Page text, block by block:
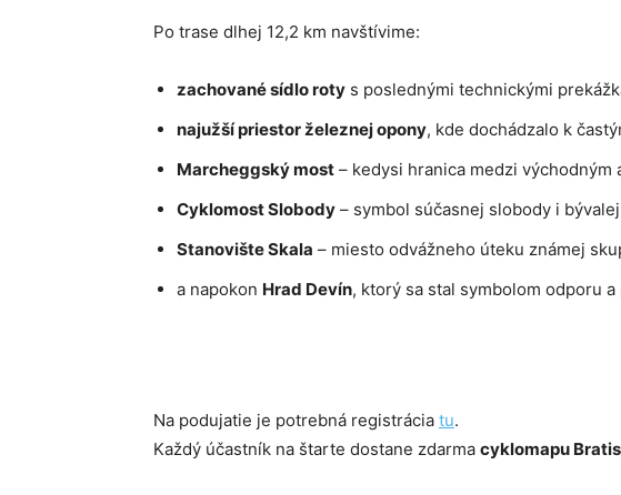
Po trase dlhej 12,2 km navštívime:
zachované sídlo roty s poslednými technickými
najužší priestor železnej opony, kde dochádzalo k
Marcheggský most – kedysi hranica medzi východným
Cyklomost Slobody – symbol súčasnej slobody i
Stanovište Skala – miesto odvážneho úteku známej
a napokon Hrad Devín, ktorý sa stal symbolom odporu a
Na podujatie je potrebná registrácia tu.
Každý účastník na štarte dostane zdarma cyklomapu